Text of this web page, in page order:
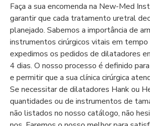
Faça a sua encomenda na New-Med
garantir que cada tratamento uretral
planejado. Sabemos a importância de
instrumentos cirúrgicos vitais em
expedimos os pedidos de dilatadores
4 dias. O nosso processo é definido
e permitir que a sua clínica cirúrgica
Se necessitar de dilatadores Hank ou
quantidades ou de instrumentos de
não listados no nosso catálogo, não